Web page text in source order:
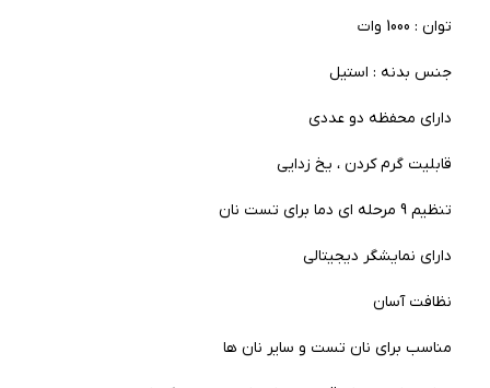
توان : 1000 وات
جنس بدنه : استیل
دارای محفظه دو عددی
قابلیت گرم کردن ، یخ زدایی
تنظیم 9 مرحله ای دما برای تست نان
دارای نمایشگر دیجیتالی
نظافت آسان
مناسب برای نان تست و سایر نان ها